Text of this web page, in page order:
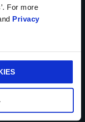
For more
Privacy
da Smurfit Kappa
momento,
no e-mail de